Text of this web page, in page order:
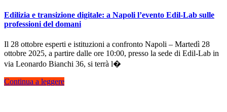
Edilizia e transizione digitale: a Napoli l’evento Edil-Lab sulle
professioni del domani
Il 28 ottobre esperti e istituzioni a confronto Napoli – Martedì 28
ottobre 2025, a partire dalle ore 10:00, presso la sede di Edil-Lab in
via Leonardo Bianchi 36, si terrà l�
Continua a leggere